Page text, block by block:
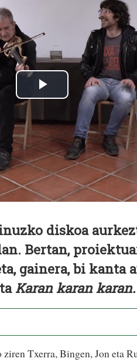
diskoa
Bertan,
gainera, bi kanta
Karan karan karan.
Txerra, Bingen, Jon eta